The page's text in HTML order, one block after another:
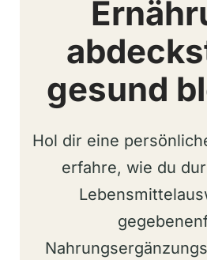
gesund
Hol dir eine
erfahre, wie du